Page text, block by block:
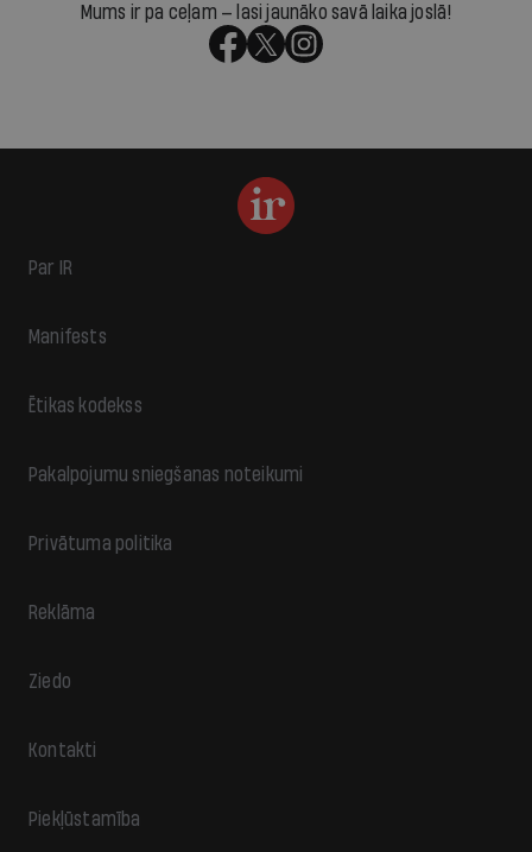
Mums ir pa ceļam — lasi jaunāko savā laika joslā!
Par IR
Manifests
Ētikas kodekss
Pakalpojumu sniegšanas noteikumi
Privātuma politika
Reklāma
Ziedo
Kontakti
Piekļūstamība